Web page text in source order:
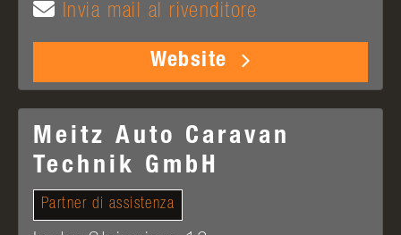
Invia mail al rivenditore
Website
Meitz Auto Caravan
Technik GmbH
Partner di assistenza